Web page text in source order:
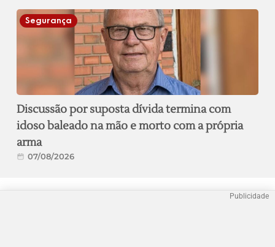
Segurança
Discussão por suposta dívida termina com
idoso baleado na mão e morto com a própria
arma
07/08/2026
Publicidade